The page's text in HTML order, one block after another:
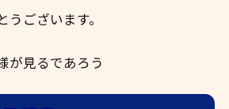
ございます。
が見るであろう